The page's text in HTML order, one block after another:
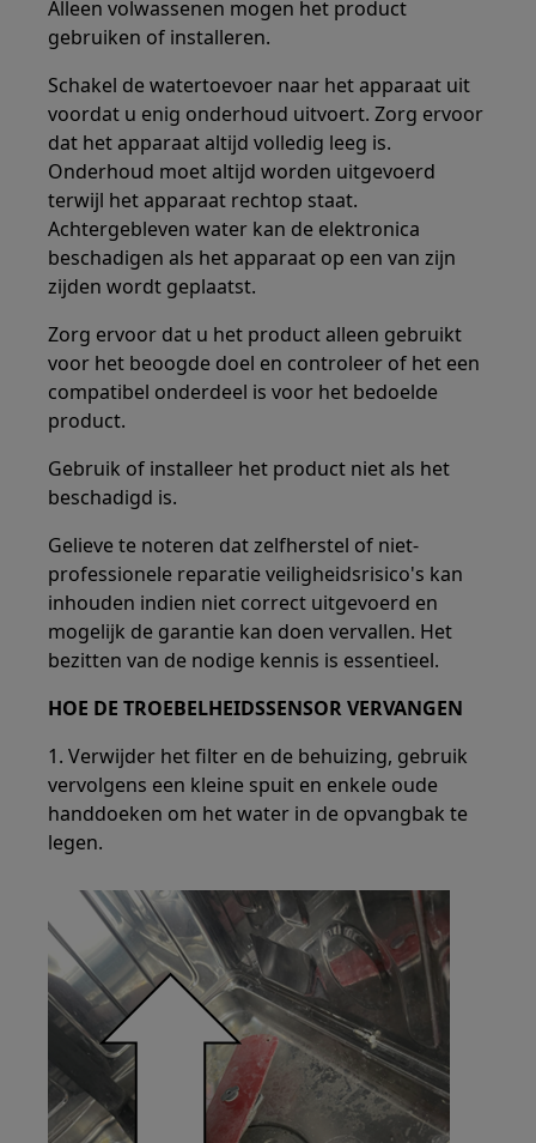
Alleen volwassenen mogen het product
gebruiken of installeren.
Schakel de watertoevoer naar het apparaat uit
voordat u enig onderhoud uitvoert. Zorg ervoor
dat het apparaat altijd volledig leeg is.
Onderhoud moet altijd worden uitgevoerd
terwijl het apparaat rechtop staat.
Achtergebleven water kan de elektronica
beschadigen als het apparaat op een van zijn
zijden wordt geplaatst.
Zorg ervoor dat u het product alleen gebruikt
voor het beoogde doel en controleer of het een
compatibel onderdeel is voor het bedoelde
product.
Gebruik of installeer het product niet als het
beschadigd is.
Gelieve te noteren dat zelfherstel of niet-
professionele reparatie veiligheidsrisico's kan
inhouden indien niet correct uitgevoerd en
mogelijk de garantie kan doen vervallen. Het
bezitten van de nodige kennis is essentieel.
HOE DE TROEBELHEIDSSENSOR VERVANGEN
1. Verwijder het filter en de behuizing, gebruik
vervolgens een kleine spuit en enkele oude
handdoeken om het water in de opvangbak te
legen.